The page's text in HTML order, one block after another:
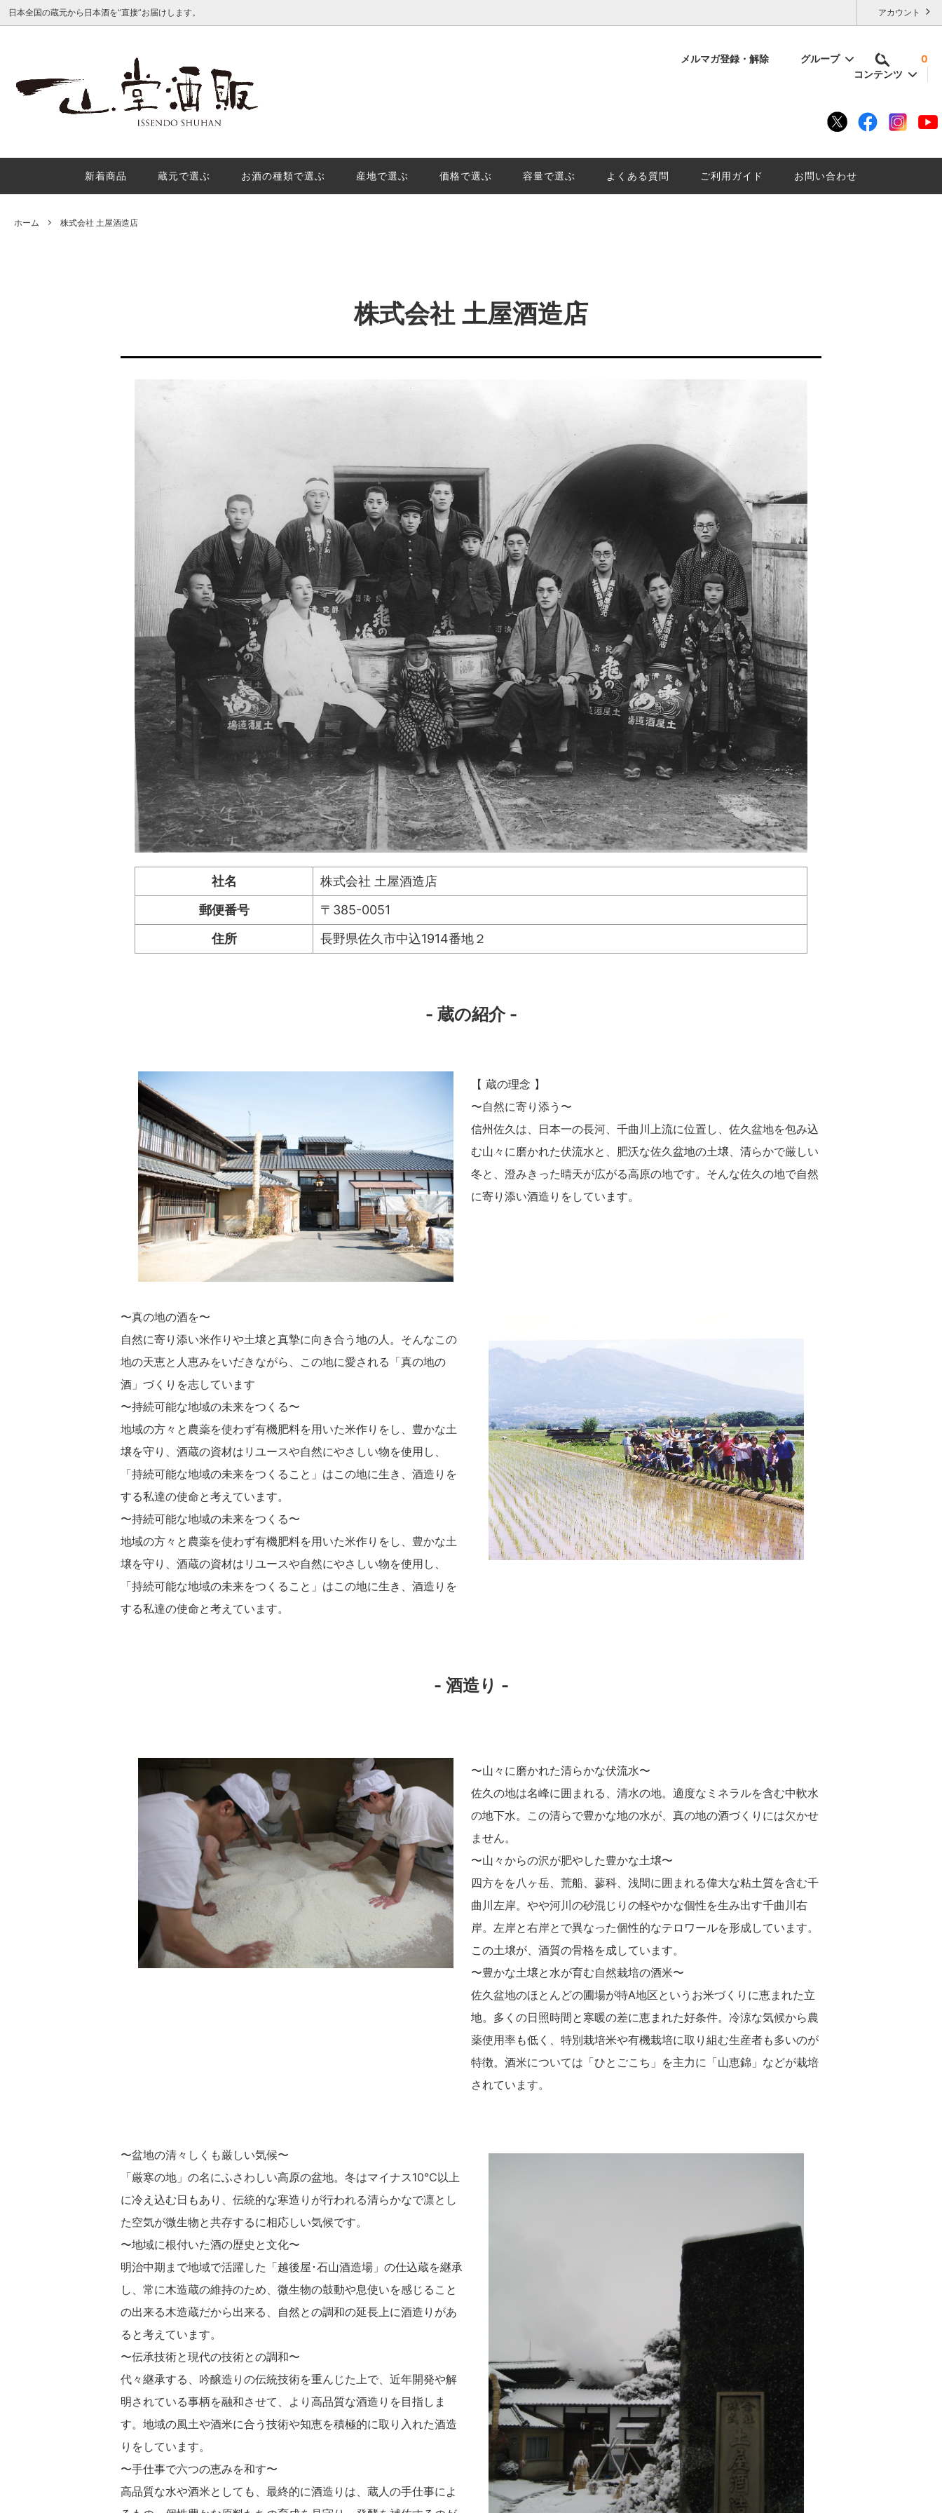
アカウント
日本全国の蔵元から日本酒を“直接”お届けします。
0
メルマガ登録・解除 グループ
種類別で選ぶ
コンテンツ
日本酒地理的表示（GI日本酒）を徹底解
残暑厳しい夏に「にごり酒は」はいかが
秋の味覚におすすめの秋酒３選
年末年始の受注及び発送についてのご案
内
新着商品 蔵元で選ぶ お酒の種類で選ぶ 産地で選ぶ 価格で選ぶ 容量で選ぶ よくある質問 ご利用ガイド お問い合わせ
ホーム 株式会社 土屋酒造店
株式会社 土屋酒造店
社名
株式会社 土屋酒造店
郵便番号
〒385-0051
住所
長野県佐久市中込1914番地２
- 蔵の紹介 -
【 蔵の理念 】
〜自然に寄り添う〜
信州佐久は、日本一の長河、千曲川上流に位置し、佐久盆地を包み込
む山々に磨かれた伏流水と、肥沃な佐久盆地の土壌、清らかで厳しい
冬と、澄みきった晴天が広がる高原の地です。そんな佐久の地で自然
に寄り添い酒造りをしています。
〜真の地の酒を〜
自然に寄り添い米作りや土壌と真摯に向き合う地の人。そんなこの
地の天恵と人恵みをいだきながら、この地に愛される「真の地の
酒」づくりを志しています
〜持続可能な地域の未来をつくる〜
地域の方々と農薬を使わず有機肥料を用いた米作りをし、豊かな土
壌を守り、酒蔵の資材はリユースや自然にやさしい物を使用し、
「持続可能な地域の未来をつくること」はこの地に生き、酒造りを
する私達の使命と考えています。
〜持続可能な地域の未来をつくる〜
地域の方々と農薬を使わず有機肥料を用いた米作りをし、豊かな土
壌を守り、酒蔵の資材はリユースや自然にやさしい物を使用し、
「持続可能な地域の未来をつくること」はこの地に生き、酒造りを
する私達の使命と考えています。
- 酒造り -
〜山々に磨かれた清らかな伏流水〜
佐久の地は名峰に囲まれる、清水の地。適度なミネラルを含む中軟水
の地下水。この清らで豊かな地の水が、真の地の酒づくりには欠かせ
ません。
〜山々からの沢が肥やした豊かな土壌〜
四方をを八ヶ岳、荒船、蓼科、浅間に囲まれる偉大な粘土質を含む千
曲川左岸。やや河川の砂混じりの軽やかな個性を生み出す千曲川右
岸。左岸と右岸とで異なった個性的なテロワールを形成しています。
この土壌が、酒質の骨格を成しています。
〜豊かな土壌と水が育む自然栽培の酒米〜
佐久盆地のほとんどの圃場が特A地区というお米づくりに恵まれた立
地。多くの日照時間と寒暖の差に恵まれた好条件。冷涼な気候から農
薬使用率も低く、特別栽培米や有機栽培に取り組む生産者も多いのが
特徴。酒米については「ひとごこち」を主力に「山恵錦」などが栽培
されています。
〜盆地の清々しくも厳しい気候〜
「厳寒の地」の名にふさわしい高原の盆地。冬はマイナス10℃以上
に冷え込む日もあり、伝統的な寒造りが行われる清らかなで凛とし
た空気が微生物と共存するに相応しい気候です。
〜地域に根付いた酒の歴史と文化〜
明治中期まで地域で活躍した「越後屋･石山酒造場」の仕込蔵を継承
し、常に木造蔵の維持のため、微生物の鼓動や息使いを感じること
の出来る木造蔵だから出来る、自然との調和の延長上に酒造りがあ
ると考えています。
〜伝承技術と現代の技術との調和〜
代々継承する、吟醸造りの伝統技術を重んじた上で、近年開発や解
明されている事柄を融和させて、より高品質な酒造りを目指しま
す。地域の風土や酒米に合う技術や知恵を積極的に取り入れた酒造
りをしています。
〜手仕事で六つの恵みを和す〜
高品質な水や酒米としても、最終的に酒造りは、蔵人の手仕事によ